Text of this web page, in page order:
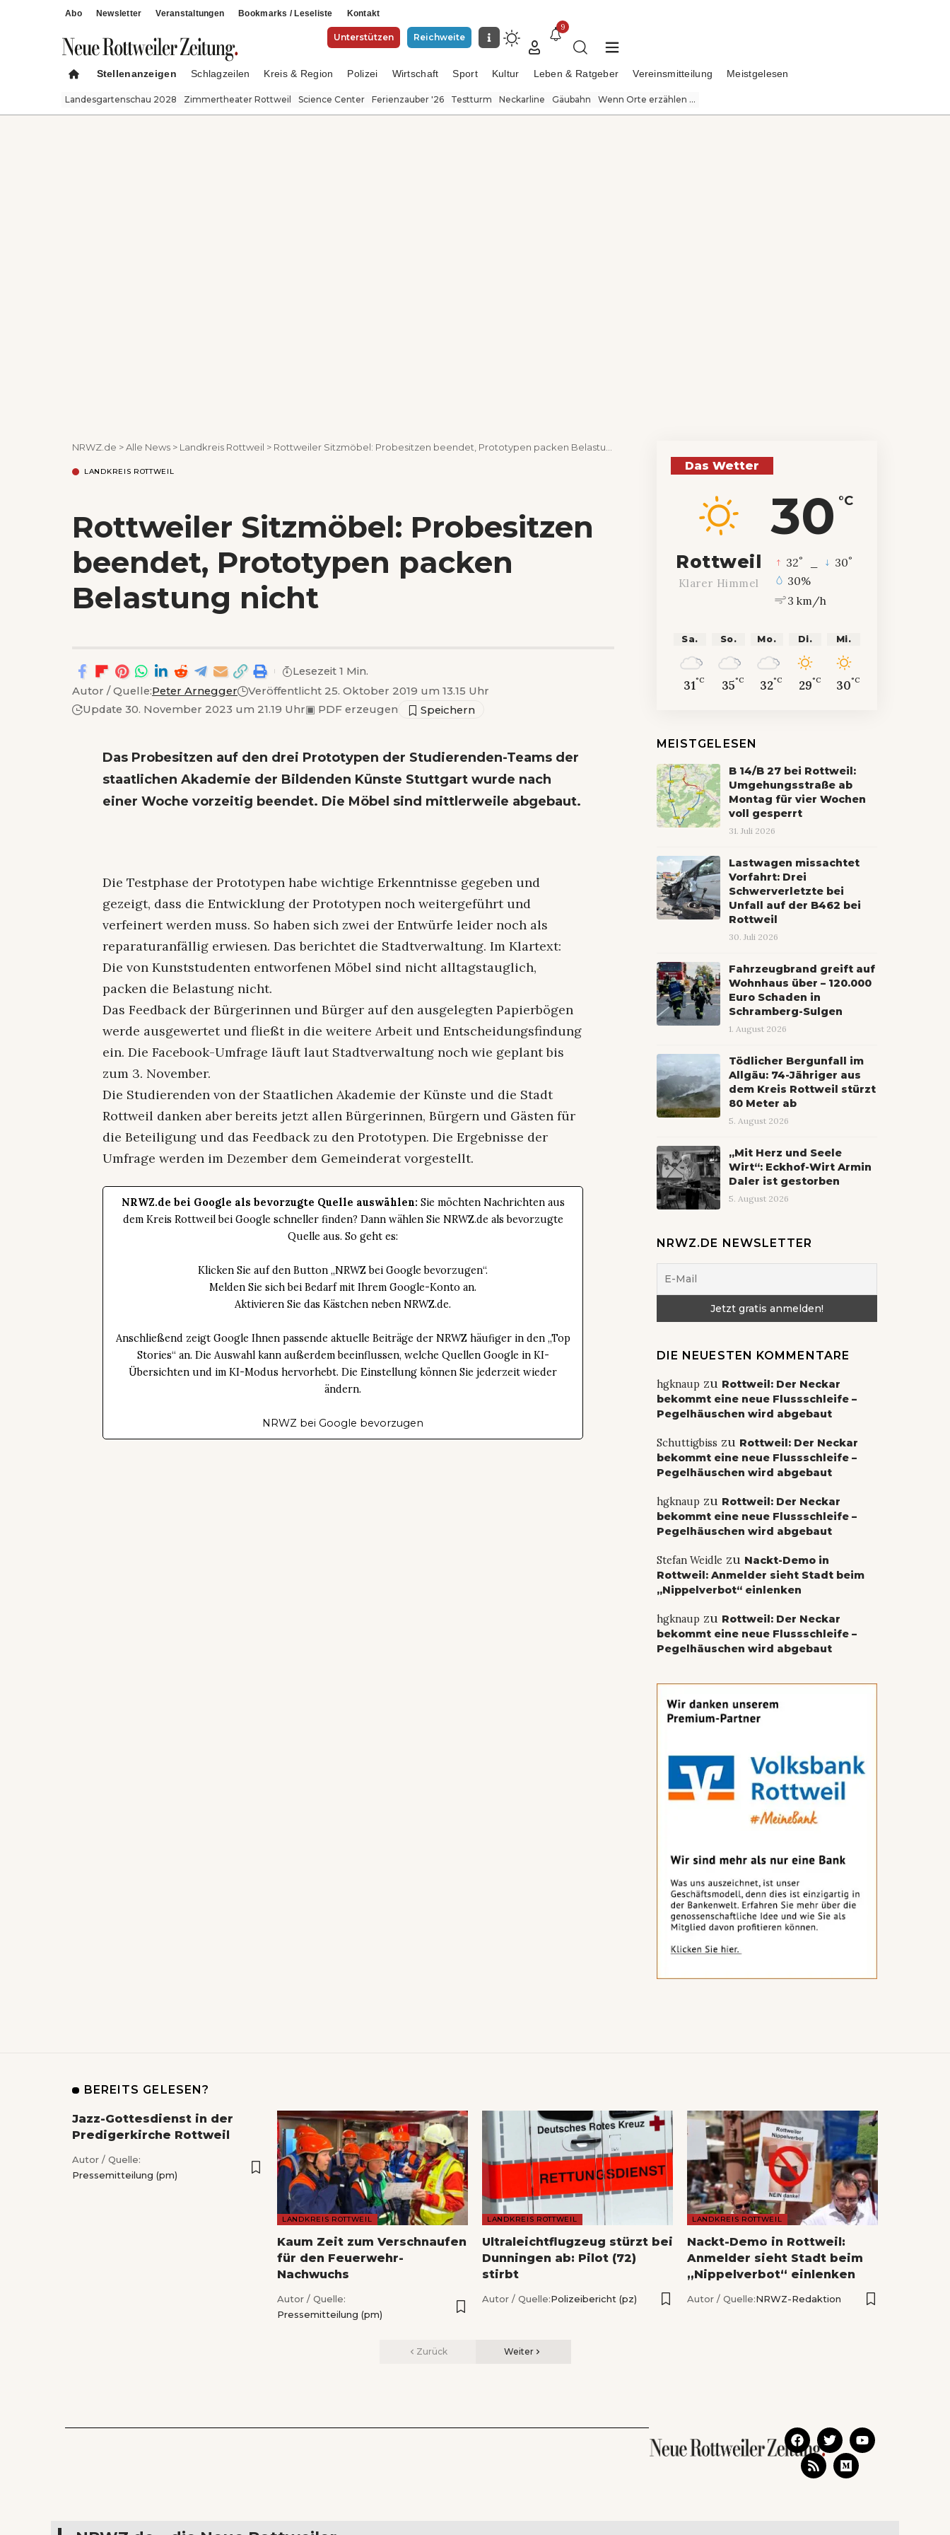
Abo Newsletter Veranstaltungen Bookmarks / Leseliste Kontakt
Unterstützen Reichweite
9
Stellenanzeigen Schlagzeilen Kreis & Region Polizei Wirtschaft Sport Kultur Leben & Ratgeber Vereinsmitteilung Meistgelesen
Landesgartenschau 2028 Zimmertheater Rottweil Science Center Ferienzauber '26 Testturm Neckarline Gäubahn Wenn Orte erzählen ...
NRWZ.de >Alle News > Landkreis Rottweil > Rottweiler Sitzmöbel: Probesitzen beendet, Prototypen packen Belastung nicht
LANDKREIS ROTTWEIL
Rottweiler Sitzmöbel: Probesitzen
beendet, Prototypen packen
Belastung nicht
Autor / Quelle:Peter Arnegger
Veröffentlicht 25. Oktober 2019 um 13.15 Uhr
Update 30. November 2023 um 21.19 Uhr▣ PDF erzeugen
Lesezeit 1 Min.
Das Probesitzen auf den drei Prototypen der Studierenden-Teams der
staatlichen Akademie der Bildenden Künste Stuttgart wurde nach
einer Woche vorzeitig beendet. Die Möbel sind mittlerweile abgebaut.
Die Testphase der Prototypen habe wichtige Erkenntnisse gegeben und
gezeigt, dass die Entwicklung der Prototypen noch weitergeführt und
verfeinert werden muss. So haben sich zwei der Entwürfe leider noch als
reparaturanfällig erwiesen. Das berichtet die Stadtverwaltung. Im Klartext:
Die von Kunststudenten entworfenen Möbel sind nicht alltagstauglich,
packen die Belastung nicht.
Das Feedback der Bürgerinnen und Bürger auf den ausgelegten Papierbögen
werde ausgewertet und fließt in die weitere Arbeit und Entscheidungsfindung
ein. Die Facebook-Umfrage läuft laut Stadtverwaltung noch wie geplant bis
zum 3. November.
Die Studierenden von der Staatlichen Akademie der Künste und die Stadt
Rottweil danken aber bereits jetzt allen Bürgerinnen, Bürgern und Gästen für
die Beteiligung und das Feedback zu den Prototypen. Die Ergebnisse der
Umfrage werden im Dezember dem Gemeinderat vorgestellt.
NRWZ.de bei Google als bevorzugte Quelle auswählen: Sie möchten Nachrichten aus
dem Kreis Rottweil bei Google schneller finden? Dann wählen Sie NRWZ.de als bevorzugte
Quelle aus. So geht es:
Klicken Sie auf den Button „NRWZ bei Google bevorzugen“.
Melden Sie sich bei Bedarf mit Ihrem Google-Konto an.
Aktivieren Sie das Kästchen neben NRWZ.de.
Anschließend zeigt Google Ihnen passende aktuelle Beiträge der NRWZ häufiger in den „Top
Stories“ an. Die Auswahl kann außerdem beeinflussen, welche Quellen Google in KI-
Übersichten und im KI-Modus hervorhebt. Die Einstellung können Sie jederzeit wieder
ändern.
NRWZ bei Google bevorzugen
Das Wetter
30 °C
Rottweil
Klarer Himmel
32° 30°
30%
3 km/h
Sa.
31°C
So.
35°C
Mo.
32°C
Di.
29°C
Mi.
30°C
MEISTGELESEN
B 14/B 27 bei Rottweil:
Umgehungsstraße ab
Montag für vier Wochen
voll gesperrt
31. Juli 2026
Lastwagen missachtet
Vorfahrt: Drei
Schwerverletzte bei
Unfall auf der B462 bei
Rottweil
30. Juli 2026
Fahrzeugbrand greift auf
Wohnhaus über – 120.000
Euro Schaden in
Schramberg-Sulgen
1. August 2026
Tödlicher Bergunfall im
Allgäu: 74-Jähriger aus
dem Kreis Rottweil stürzt
80 Meter ab
5. August 2026
„Mit Herz und Seele
Wirt“: Eckhof-Wirt Armin
Daler ist gestorben
5. August 2026
NRWZ.DE NEWSLETTER
DIE NEUESTEN KOMMENTARE
hgknaupzu Rottweil: Der Neckar
bekommt eine neue Flussschleife –
Pegelhäuschen wird abgebaut
Schuttigbiss zu Rottweil: Der Neckar
bekommt eine neue Flussschleife –
Pegelhäuschen wird abgebaut
hgknaupzu Rottweil: Der Neckar
bekommt eine neue Flussschleife –
Pegelhäuschen wird abgebaut
Stefan Weidle zu Nackt-Demo in
Rottweil: Anmelder sieht Stadt beim
„Nippelverbot“ einlenken
hgknaupzu Rottweil: Der Neckar
bekommt eine neue Flussschleife –
Pegelhäuschen wird abgebaut
BEREITS GELESEN?
Jazz-Gottesdienst in der
Predigerkirche Rottweil
Autor / Quelle:
Pressemitteilung (pm)
LANDKREIS ROTTWEIL
Kaum Zeit zum Verschnaufen
für den Feuerwehr-
Nachwuchs
Autor / Quelle:
Pressemitteilung (pm)
LANDKREIS ROTTWEIL
Ultraleichtflugzeug stürzt bei
Dunningen ab: Pilot (72)
stirbt
Autor / Quelle:Polizeibericht (pz)
LANDKREIS ROTTWEIL
Nackt-Demo in Rottweil:
Anmelder sieht Stadt beim
„Nippelverbot“ einlenken
Autor / Quelle:NRWZ-Redaktion
Zurück Weiter